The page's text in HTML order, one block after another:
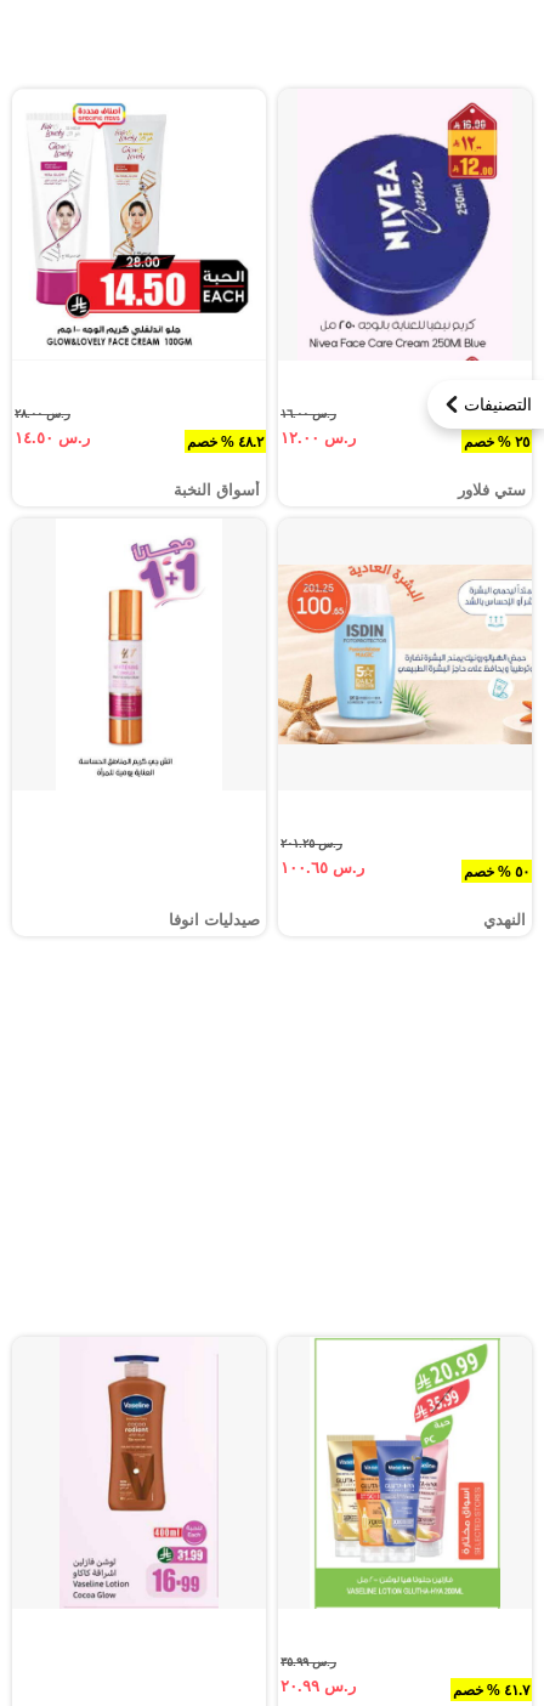
التصنيفات
٢٥ % خصم
ر.س ١٦.٠٠
ر.س ١٢.٠٠
ستي فلاور
٤٨.٢ % خصم
ر.س ٢٨.٠٠
ر.س ١٤.٥٠
أسواق النخبة
٥٠ % خصم
ر.س ٢٠١.٢٥
ر.س ١٠٠.٦٥
النهدي صيدليات انوفا
٤١.٧ % خصم
ر.س ٣٥.٩٩
ر.س ٢٠.٩٩